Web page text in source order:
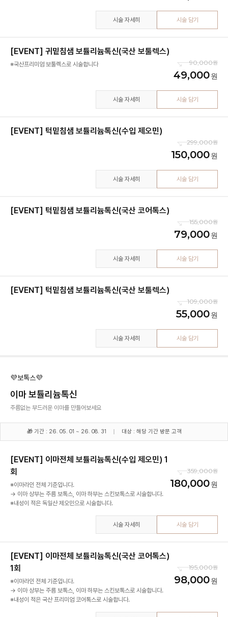
시술 자세히 시술 담기
[EVENT] 귀밑침샘 보튤리늄톡신(국산 보툴렉스)
※국산프리미엄 보툴렉스로 시술합니다 90,000
49,000
시술 자세히 시술 담기
[EVENT] 턱밑침샘 보튤리늄톡신(수입 제오민)
299,000
150,000
시술 자세히 시술 담기
[EVENT] 턱밑침샘 보튤리늄톡신(국산 코어톡스)
155,000
79,000
시술 자세히 시술 담기
[EVENT] 턱밑침샘 보튤리늄톡신(국산 보툴렉스)
109,000
55,000
시술 자세히 시술 담기
💜보톡스💜
이마 보튤리늄톡신
주름없는 부드러운 이마를 만들어보세요
🎁 기간 : 26. 05. 01 ~ 26. 08. 31 대상 : 해당 기간 방문 고객
[EVENT] 이마전체 보튤리늄톡신(수입 제오민) 1
회
※이마라인 전체 기준입니다.
→ 이마 상부는 주름 보톡스, 이마 하부는 스킨보톡스로 시술합니다.
※내성이 적은 독일산 제오민으로 시술합니다.
359,000
180,000
시술 자세히 시술 담기
[EVENT] 이마전체 보튤리늄톡신(국산 코어톡스)
1회
※이마라인 전체 기준입니다.
→ 이마 상부는 주름 보톡스, 이마 하부는 스킨보톡스로 시술합니다.
※내성이 적은 국산 프리미엄 코어톡스로 시술합니다.
195,000
98,000